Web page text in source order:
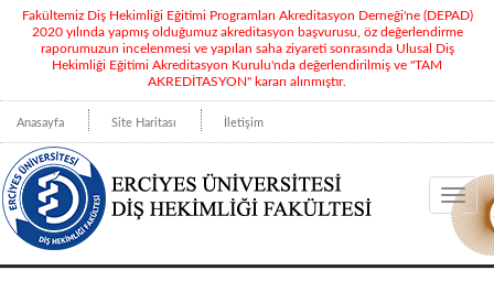
Fakültemiz Diş Hekimliği Eğitimi Programları Akreditasyon Derneği'ne (DEPAD)
2020 yılında yapmış olduğumuz akreditasyon başvurusu, öz değerlendirme
raporumuzun incelenmesi ve yapılan saha ziyareti sonrasında Ulusal Diş
Hekimliği Eğitimi Akreditasyon Kurulu'nda değerlendirilmiş ve "TAM
AKREDİTASYON" kararı alınmıştır.
Anasayfa Site Haritası İletişim